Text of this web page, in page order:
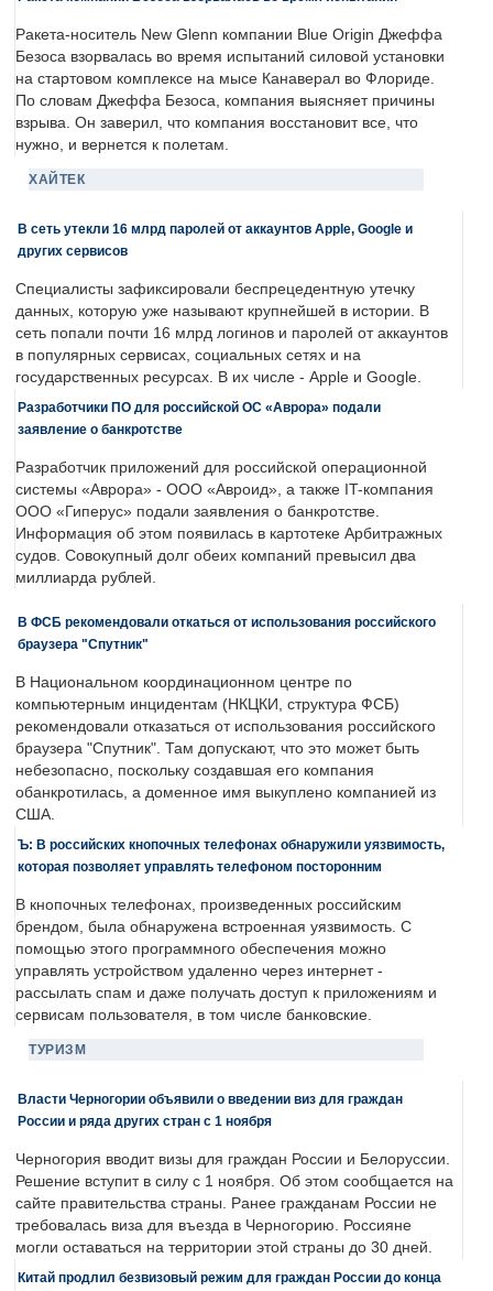
Ракета-носитель New Glenn компании Blue Origin Джеффа
Безоса взорвалась во время испытаний силовой установки
на стартовом комплексе на мысе Канаверал во Флориде.
По словам Джеффа Безоса, компания выясняет причины
взрыва. Он заверил, что компания восстановит все, что
нужно, и вернется к полетам.
ХАЙТЕК
В сеть утекли 16 млрд паролей от аккаунтов Apple, Google и
других сервисов
Специалисты зафиксировали беспрецедентную утечку
данных, которую уже называют крупнейшей в истории. В
сеть попали почти 16 млрд логинов и паролей от аккаунтов
в популярных сервисах, социальных сетях и на
государственных ресурсах. В их числе - Apple и Google.
Разработчики ПО для российской ОС «Аврора» подали
заявление о банкротстве
Разработчик приложений для российской операционной
системы «Аврора» - ООО «Авроид», а также IT-компания
ООО «Гиперус» подали заявления о банкротстве.
Информация об этом появилась в картотеке Арбитражных
судов. Совокупный долг обеих компаний превысил два
миллиарда рублей.
В ФСБ рекомендовали откаться от использования российского
браузера "Спутник"
В Национальном координационном центре по
компьютерным инцидентам (НКЦКИ, структура ФСБ)
рекомендовали отказаться от использования российского
браузера "Спутник". Там допускают, что это может быть
небезопасно, поскольку создавшая его компания
обанкротилась, а доменное имя выкуплено компанией из
США.
Ъ: В российских кнопочных телефонах обнаружили уязвимость,
которая позволяет управлять телефоном посторонним
В кнопочных телефонах, произведенных российским
брендом, была обнаружена встроенная уязвимость. С
помощью этого программного обеспечения можно
управлять устройством удаленно через интернет -
рассылать спам и даже получать доступ к приложениям и
сервисам пользователя, в том числе банковские.
ТУРИЗМ
Власти Черногории объявили о введении виз для граждан
России и ряда других стран с 1 ноября
Черногория вводит визы для граждан России и Белоруссии.
Решение вступит в силу с 1 ноября. Об этом сообщается на
сайте правительства страны. Ранее гражданам России не
требовалась виза для въезда в Черногорию. Россияне
могли оставаться на территории этой страны до 30 дней.
Китай продлил безвизовый режим для граждан России до конца